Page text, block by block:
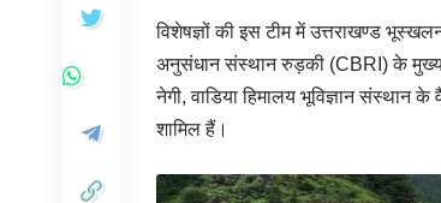
विशेषज्ञों की इस टीम में उत्तराखण्ड
अनुसंधान संस्थान रुड़की (CBRI) के मुख्य
नेगी, वाडिया हिमालय भूविज्ञान संस्थान
शामिल हैं।